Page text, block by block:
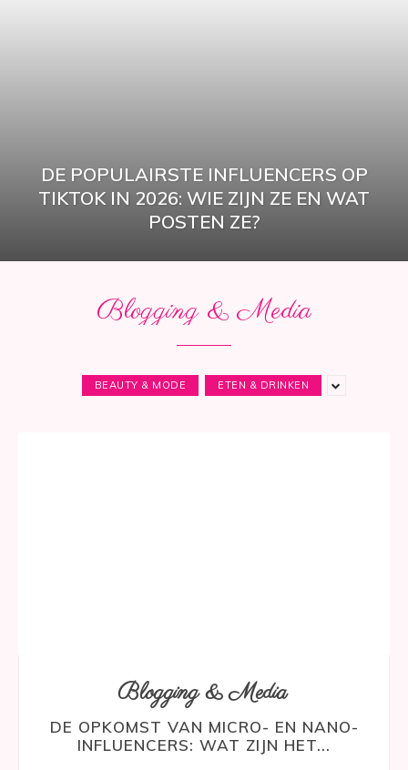
DE POPULAIRSTE INFLUENCERS OP
TIKTOK IN 2026: WIE ZIJN ZE EN WAT
POSTEN ZE?
Blogging & Media
BEAUTY & MODE ETEN & DRINKEN
Blogging & Media
DE OPKOMST VAN MICRO- EN NANO-
INFLUENCERS: WAT ZIJN HET...